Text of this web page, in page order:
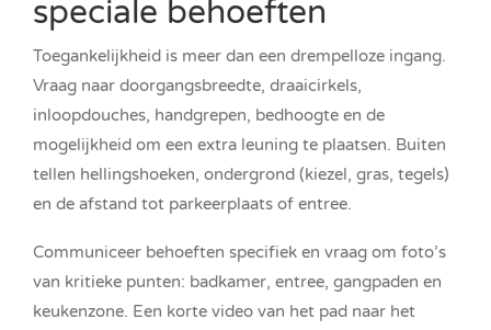
speciale behoeften
Toegankelijkheid is meer dan een drempelloze ingang.
Vraag naar doorgangsbreedte, draaicirkels,
inloopdouches, handgrepen, bedhoogte en de
mogelijkheid om een extra leuning te plaatsen. Buiten
tellen hellingshoeken, ondergrond (kiezel, gras, tegels)
en de afstand tot parkeerplaats of entree.
Communiceer behoeften specifiek en vraag om foto’s
van kritieke punten: badkamer, entree, gangpaden en
keukenzone. Een korte video van het pad naar het